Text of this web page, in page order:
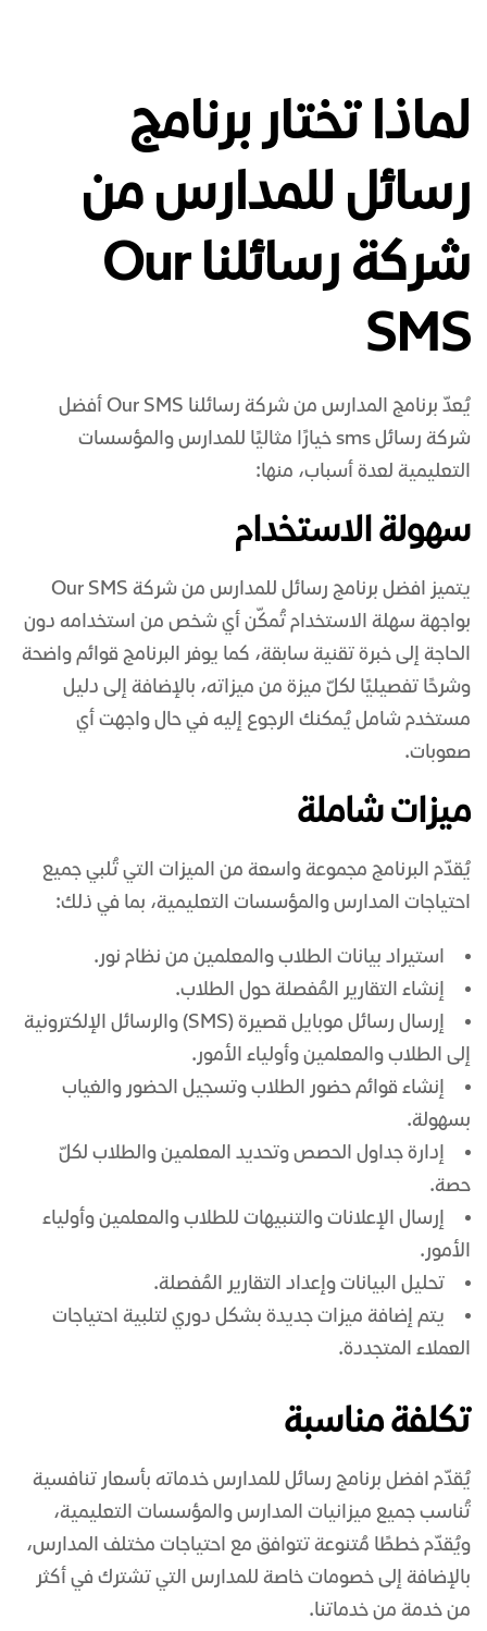
لماذا تختار برنامج
رسائل للمدارس من
شركة رسائلنا Our
SMS
يُعدّ برنامج المدارس من شركة رسائلنا Our SMS
أفضل
شركة رسائل sms
خيارًا مثاليًا للمدارس والمؤسسات
التعليمية لعدة أسباب، منها:
سهولة الاستخدام
يتميز افضل برنامج رسائل للمدارس
من شركة Our SMS
بواجهة سهلة الاستخدام تُمكّن أي شخص من استخدامه دون
الحاجة إلى خبرة تقنية سابقة، كما يوفر البرنامج قوائم واضحة
وشرحًا تفصيليًا لكلّ ميزة من ميزاته، بالإضافة إلى دليل
مستخدم شامل يُمكنك الرجوع إليه في حال واجهت أي
صعوبات.
ميزات شاملة
يُقدّم البرنامج مجموعة واسعة من الميزات التي تُلبي جميع
احتياجات المدارس والمؤسسات التعليمية، بما في ذلك:
استيراد بيانات الطلاب والمعلمين من نظام نور.
إنشاء التقارير المُفصلة حول الطلاب.
إرسال رسائل موبايل
قصيرة (SMS) والرسائل الإلكترونية
إلى الطلاب والمعلمين وأولياء الأمور.
إنشاء قوائم حضور الطلاب وتسجيل الحضور والغياب
بسهولة.
إدارة جداول الحصص وتحديد المعلمين والطلاب لكلّ
حصة.
إرسال الإعلانات والتنبيهات للطلاب والمعلمين وأولياء
الأمور.
تحليل البيانات وإعداد التقارير المُفصلة.
يتم إضافة ميزات جديدة بشكل دوري لتلبية احتياجات
العملاء المتجددة.
تكلفة مناسبة
يُقدّم افضل برنامج رسائل للمدارس خدماته بأسعار تنافسية
تُناسب جميع ميزانيات المدارس والمؤسسات التعليمية،
ويُقدّم خططًا مُتنوعة تتوافق مع احتياجات مختلف المدارس،
بالإضافة إلى خصومات خاصة للمدارس التي تشترك في أكثر
من خدمة من خدماتنا.